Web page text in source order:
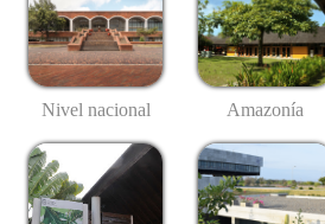
Nivel nacional Amazonía